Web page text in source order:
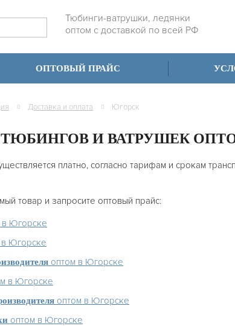
Тюбинги-ватрушки, ледянки
оптом с доставкой по всей РФ
ОПТОВЫЙ ПРАЙС
Доставка и оплата Югорск
ТЮБИНГОВ И ВАТРУШЕК
платно, согласно тарифам и срокам
товар и запросите оптовый прайс:
в Югорске
Югорске
оптом в Югорске
в Югорске
оптом в Югорске
оптом в Югорске